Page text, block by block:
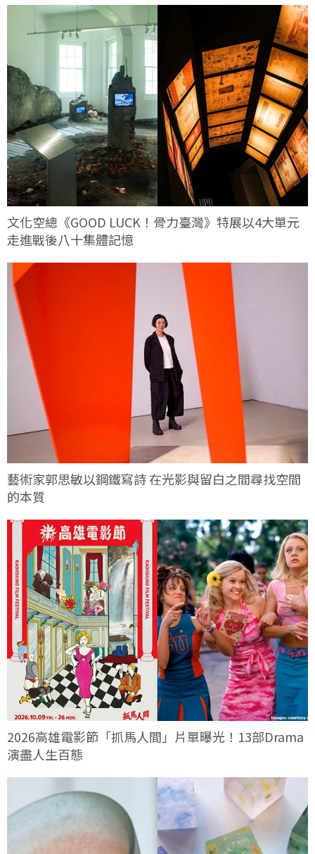
文化空總《GOOD LUCK！骨力臺灣》特展以4大單元
走進戰後八十集體記憶
藝術家郭思敏以鋼鐵寫詩 在光影與留白之間尋找空間
的本質
2026高雄電影節「抓馬人間」片單曝光！13部Drama
演盡人生百態